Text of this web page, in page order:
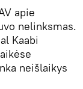
apie
nelinksmas.
Kaabi
neišlaikys